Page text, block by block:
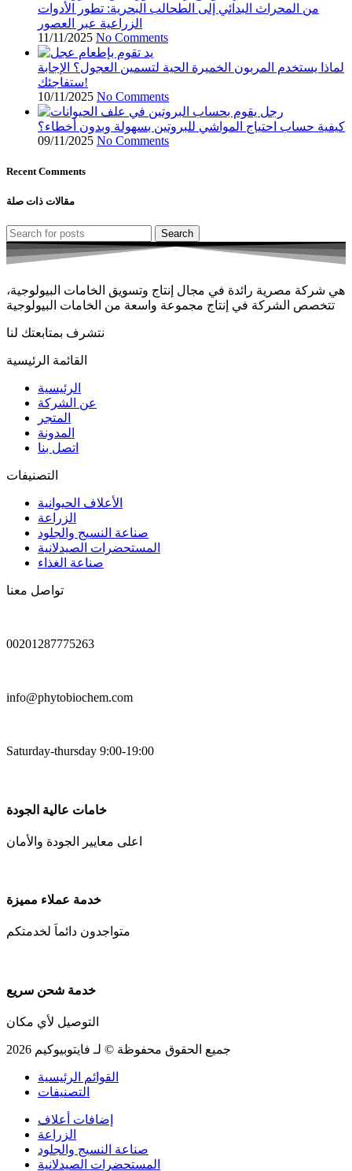
من المحراث البدائي إلى الطحالب البحرية: تطور الأدوات
الزراعية عبر العصور
11/11/2025 No Comments
لماذا يستخدم المربون الخميرة الحية لتسمين العجول؟ الإجابة
ستفاجئك!
10/11/2025 No Comments
كيفية حساب احتياج المواشي للبروتين بسهولة وبدون أخطاء؟
09/11/2025 No Comments
Recent Comments
مقالات ذات صلة
Search
هي شركة مصرية رائدة في مجال إنتاج وتسويق الخامات البيولوجية،
تتخصص الشركة في إنتاج مجموعة واسعة من الخامات البيولوجية
نتشرف بمتابعتك لنا
القائمة الرئيسية
الرئيسية
عن الشركة
المتجر
المدونة
اتصل بنا
التصنيفات
الأعلاف الحيوانية
الزراعة
صناعة النسيج والجلود
المستحضرات الصيدلانية
صناعة الغذاء
00201287775263
info@phytobiochem.com
Saturday-thursday 9:00-19:00
خامات عالية الجودة
اعلى معايير الجودة والأمان
خدمة عملاء مميزة
متواجدون دائماَ لخدمتكم
خدمة شحن سريع
جميع الحقوق محفوظة © لـ فايتوبيوكيم 2026
القوائم الرئيسية
التصنيفات
إضافات أعلاف
الزراعة
صناعة النسيج والجلود
المستحضرات الصيدلانية